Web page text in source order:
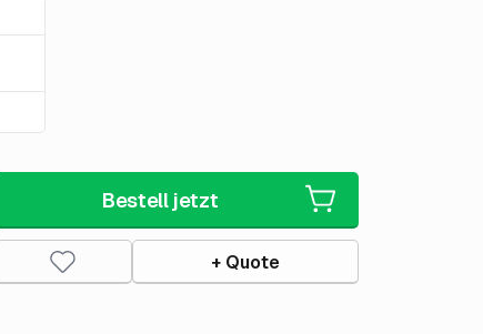
Bestell jetzt
+ Quote